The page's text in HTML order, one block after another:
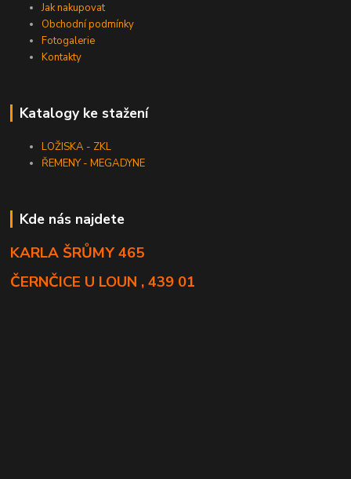
Jak nakupovat
Obchodní podmínky
Fotogalerie
Kontakty
Katalogy ke stažení
LOŽISKA - ZKL
ŘEMENY - MEGADYNE
Kde nás najdete
KARLA ŠRŮMY 465
ČERNČICE U LOUN , 439 01